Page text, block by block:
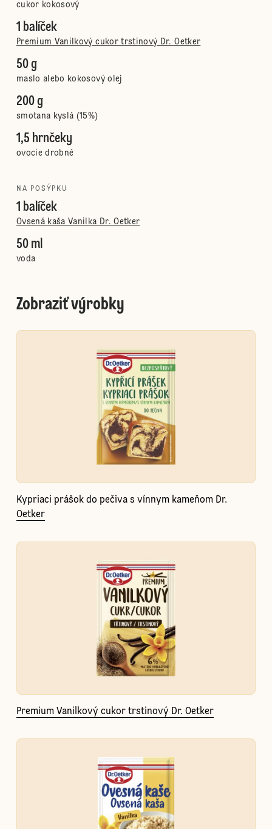
cukor kokosový
1 balíček
Premium Vanilkový cukor trstinový Dr. Oetker
50 g
maslo alebo kokosový olej
200 g
smotana kyslá (15%)
1,5 hrnčeky
ovocie drobné
NA POSÝPKU
1 balíček
Ovsená kaša Vanilka Dr. Oetker
50 ml
voda
Zobraziť výrobky
Kypriaci prášok do pečiva s vínnym kameňom Dr.
Oetker
Premium Vanilkový cukor trstinový Dr. Oetker